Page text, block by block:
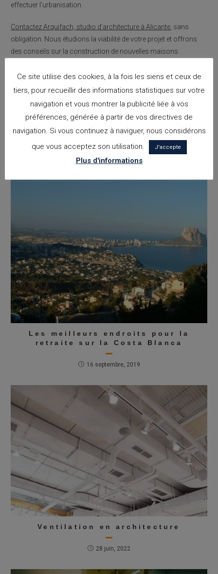
effectuer l’urbanisation.
Contactez Arquifach, studio d’architecture à Alicante , sans
obligation. Nous étudions la viabilité de votre projet et offrons
des conseils sur la construction de nouvelles maisons
soutien d’une équipe spécialisée sur la Costa Blanca.
VOUS DEVRIEZ ÉGALEMENT
AIMER
Les meilleurs endroits pour la
retraite sur la Costa Blanca
16 septembre, 2019
Ventilation en architecture
28 juin, 2022
Ce site utilise des cookies, à la fois les siens et ceux de
tiers, pour recueillir des informations statistiques sur votre
navigation et vous montrer la publicité liée à vos
préférences, générée à partir de vos directives de
navigation. Si vous continuez à naviguer, nous considérons
que vous acceptez son utilisation.
J'accepte
Plus d'informations